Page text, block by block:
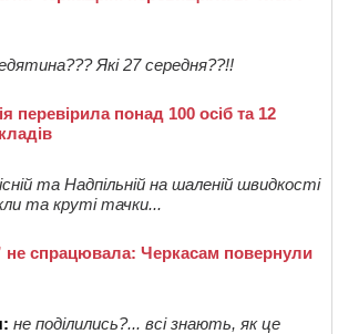
Які 27 середня??!!
перевірила понад 100 осіб та 12
та Надпільній на шаленій швидкості
та круті тачки...
не спрацювала: Черкасам повернули
не поділились?... всі знають, як це